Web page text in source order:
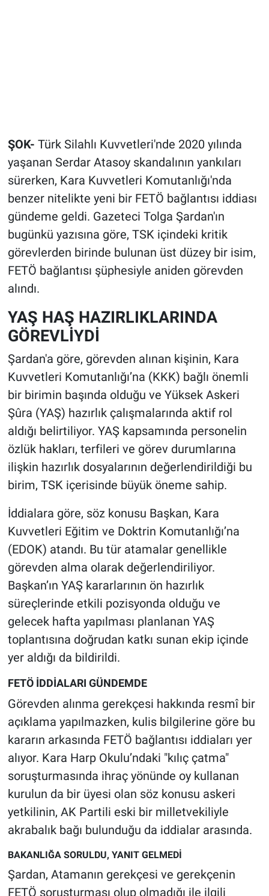
ŞOK- Türk Silahlı Kuvvetleri'nde 2020 yılında
yaşanan Serdar Atasoy skandalının yankıları
sürerken, Kara Kuvvetleri Komutanlığı'nda
benzer nitelikte yeni bir FETÖ bağlantısı iddiası
gündeme geldi. Gazeteci Tolga Şardan'ın
bugünkü yazısına göre, TSK içindeki kritik
görevlerden birinde bulunan üst düzey bir isim,
FETÖ bağlantısı şüphesiyle aniden görevden
alındı.
YAŞ HAŞ HAZIRLIKLARINDA
GÖREVLİYDİ
Şardan'a göre, görevden alınan kişinin, Kara
Kuvvetleri Komutanlığı’na (KKK) bağlı önemli
bir birimin başında olduğu ve Yüksek Askeri
Şûra (YAŞ) hazırlık çalışmalarında aktif rol
aldığı belirtiliyor. YAŞ kapsamında personelin
özlük hakları, terfileri ve görev durumlarına
ilişkin hazırlık dosyalarının değerlendirildiği bu
birim, TSK içerisinde büyük öneme sahip.
İddialara göre, söz konusu Başkan, Kara
Kuvvetleri Eğitim ve Doktrin Komutanlığı’na
(EDOK) atandı. Bu tür atamalar genellikle
görevden alma olarak değerlendiriliyor.
Başkan’ın YAŞ kararlarının ön hazırlık
süreçlerinde etkili pozisyonda olduğu ve
gelecek hafta yapılması planlanan YAŞ
toplantısına doğrudan katkı sunan ekip içinde
yer aldığı da bildirildi.
FETÖ İDDİALARI GÜNDEMDE
Görevden alınma gerekçesi hakkında resmî bir
açıklama yapılmazken, kulis bilgilerine göre bu
kararın arkasında FETÖ bağlantısı iddiaları yer
alıyor. Kara Harp Okulu’ndaki "kılıç çatma"
soruşturmasında ihraç yönünde oy kullanan
kurulun da bir üyesi olan söz konusu askeri
yetkilinin, AK Partili eski bir milletvekiliyle
akrabalık bağı bulunduğu da iddialar arasında.
BAKANLIĞA SORULDU, YANIT GELMEDİ
Şardan, Atamanın gerekçesi ve gerekçenin
FETÖ soruşturması olup olmadığı ile ilgili